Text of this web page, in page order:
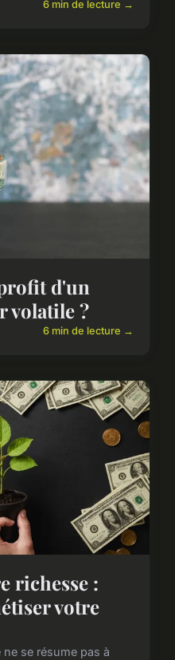
6 min de lecture →
d'un
volatile ?
6 min de lecture →
richesse :
votre
se résume pas à